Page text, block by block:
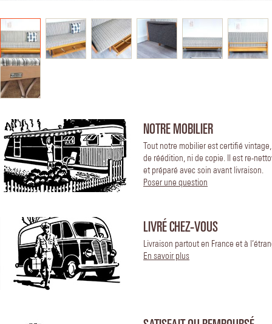
NOTRE MOBILIER
Tout notre mobilier est certifié
de réédition, ni de copie. Il est re-
et préparé avec soin avant livraison.
Poser une question
LIVRÉ CHEZ-VOUS
Livraison partout en France et à
En savoir plus